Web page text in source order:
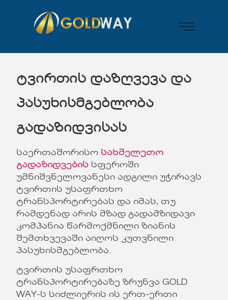
ტვირთის დაზღვევა და
პასუხისმგებლობა
გადაზიდვისას
საერთაშორისო სახმელეთო
გადაზიდვების სფეროში
უმნიშვნელოვანესი ადგილი უჭირავს
ტვირთის უსაფრთხო
ტრანსპორტირებას და იმას, თუ
რამდენად არის მზად გადამზიდავი
კომპანია წარმოქმნილი ზიანის
შემთხვევაში აიღოს კუთვნილი
პასუხისმგებლობა.
ტვირთის უსაფრთხო
ტრანსპორტირებაზე ზრუნვა GOLD
WAY-ს სიძლიერის ის ერთ-ერთი